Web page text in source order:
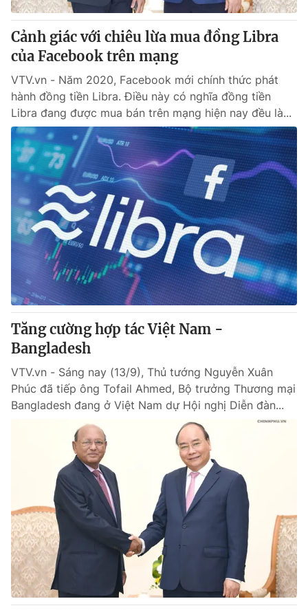
VTV4 Vươn mình bằng AI
VTV9
Liên hệ tòa soạn English
THỜI BÁO VTV
Theo dõi báo trên
Cơ quan chủ quản:Đài Truyền hình Việt Nam
Cơ quan báo chí:
Thời báo VTV
Giấy phép hoạt động báo in và báo điện tử số 483/GP-BTTTT
cấp ngày 29/12/2023
Tổng Biên tập:Vũ Thanh Thủy
Phó Tổng Biên tập:Nguyễn Thị Mỹ Hạnh, Phạm Quốc Thắng,
Nguyễn Trọng Ninh
Tổng đài VTV:
024.38 355 931 - 024.38 355 932
Ðiện thoại Thời báo VTV:024.66 897 897
Email:toasoan@vtv.vn
Liên hệ quảng cáo:
Cảnh giác với chiêu lừa mua đồng Libra
của Facebook trên mạng
VTV.vn - Năm 2020, Facebook mới chính thức phát
hành đồng tiền Libra. Điều này có nghĩa đồng tiền
Libra đang được mua bán trên mạng hiện nay đều là...
Tăng cường hợp tác Việt Nam -
Bangladesh
VTV.vn - Sáng nay (13/9), Thủ tướng Nguyễn Xuân
Phúc đã tiếp ông Tofail Ahmed, Bộ trưởng Thương mại
Bangladesh đang ở Việt Nam dự Hội nghị Diễn đàn...